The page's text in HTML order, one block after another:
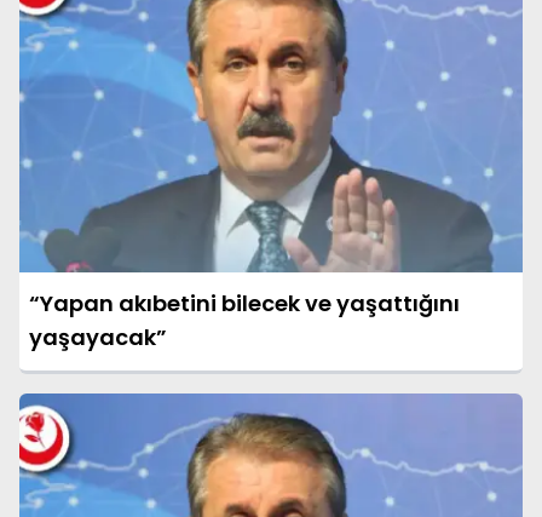
“Yapan akıbetini bilecek ve yaşattığını
yaşayacak”